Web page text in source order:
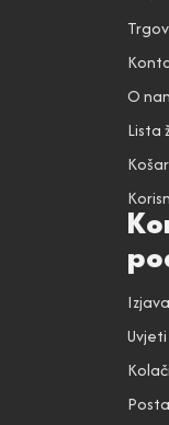
O
Lista